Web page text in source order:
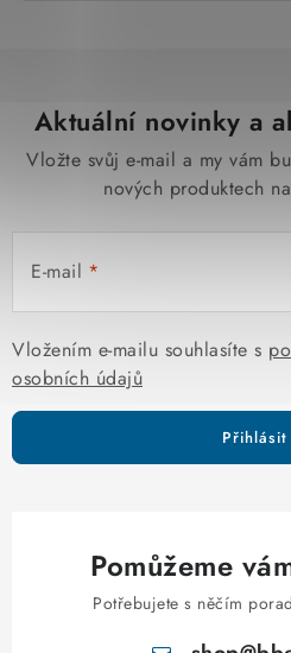
Aktuální novinky a
Vložte svůj e-mail a my vám
nových produktech
E-mail
Vložením e-mailu souhlasíte s
osobních údajů
Přihlásit
Pomůžeme
Potřebujete s něčím